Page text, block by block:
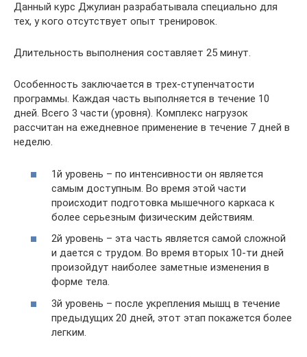
Данный курс Джулиан разрабатывала специально для
тех, у кого отсутствует опыт тренировок.
Длительность выполнения составляет 25 минут.
Особенность заключается в трех-ступенчатости
программы. Каждая часть выполняется в течение 10
дней. Всего 3 части (уровня). Комплекс нагрузок
рассчитан на ежедневное применение в течение 7 дней в
неделю.
1й уровень – по интенсивности он является
самым доступным. Во время этой части
происходит подготовка мышечного каркаса к
более серьезным физическим действиям.
2й уровень – эта часть является самой сложной
и дается с трудом. Во время вторых 10-ти дней
произойдут наиболее заметные изменения в
форме тела.
3й уровень – после укрепления мышц в течение
предыдущих 20 дней, этот этап покажется более
легким.